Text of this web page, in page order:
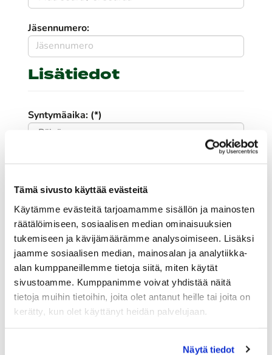
Tämä sivusto käyttää evästeitä
Käytämme evästeitä tarjoamamme sisällön ja mainosten
räätälöimiseen, sosiaalisen median ominaisuuksien
tukemiseen ja kävijämäärämme analysoimiseen. Lisäksi
jaamme sosiaalisen median, mainosalan ja analytiikka-
alan kumppaneillemme tietoja siitä, miten käytät
sivustoamme. Kumppanimme voivat yhdistää näitä
tietoja muihin tietoihin, joita olet antanut heille tai joita on
kerätty, kun olet käyttänyt heidän palvelujaan.
Näytä tiedot
Jäsennumero:
Lisätiedot
Syntymäaika: (*)
Sukupuoli:
Rekisteröidy
Haluan tilata Kalafornia uutiskirjeen
Olen lukenuttietosuojaselosteenja hyväksyn
henkilötietojeni käsittelyn (*)